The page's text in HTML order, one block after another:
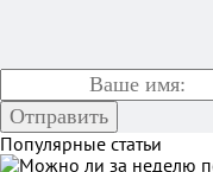
Популярные статьи